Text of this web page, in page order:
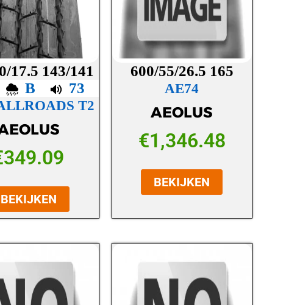
17.5 143/141
B 73
T2
349.09
BEKIJKEN
600/55/26.5 165
AE74
AEOLUS
€1,346.48
BEKIJKEN